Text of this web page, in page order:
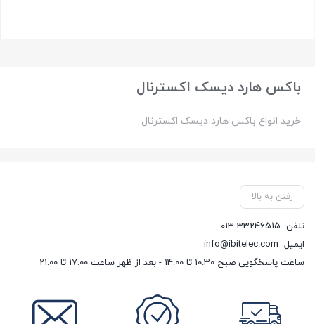
باکس هارد دیسک اکسترنال
خرید انواع باکس هارد دیسک اکسترنال
رفتن به بالا
تلفن 013-33246515
ایمیل info@ibitelec.com
ساعت پاسخگویی صبح 10:30 تا 14:00 - بعد از ظهر ساعت 17:00 تا 21:00